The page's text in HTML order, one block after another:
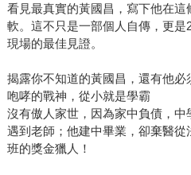
看見最真實的黃國昌，寫下他在
軟。這不只是一部個人自傳，更是
現場的最佳見證。
揭露你不知道的黃國昌，還有他
咆哮的戰神，從小就是學霸
沒有傲人家世，因為家中負債，
遇到老師；他建中畢業，卻棄醫
班的獎金獵人！